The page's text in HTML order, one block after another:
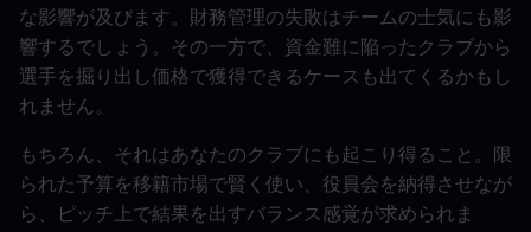
な影響が及びます。財務管理の失敗はチームの士気にも影
響するでしょう。その一方で、資金難に陥ったクラブから
選手を掘り出し価格で獲得できるケースも出てくるかもし
れません。
もちろん、それはあなたのクラブにも起こり得ること。限
られた予算を移籍市場で賢く使い、役員会を納得させなが
ら、ピッチ上で結果を出すバランス感覚が求められま